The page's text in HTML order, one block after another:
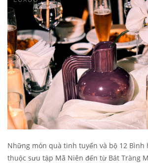
Những món quà tinh tuyển và bộ 12 Bình
thuộc sưu tập Mã Niên đến từ Bát Tràng